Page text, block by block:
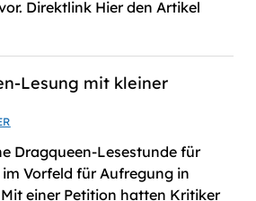
Direktlink Hier den Artikel
Lesung mit kleiner
Dragqueen-Lesestunde für
Vorfeld für Aufregung in
einer Petition hatten Kritiker